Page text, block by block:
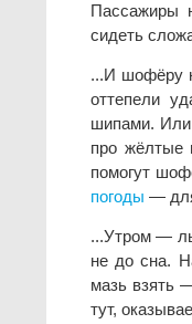
Пассажиры
сидеть
...И шофёру
оттепели
шипами. Или
про жёлтые
помогут
погоды —
...Утром —
не до сна.
мазь взять
тут,